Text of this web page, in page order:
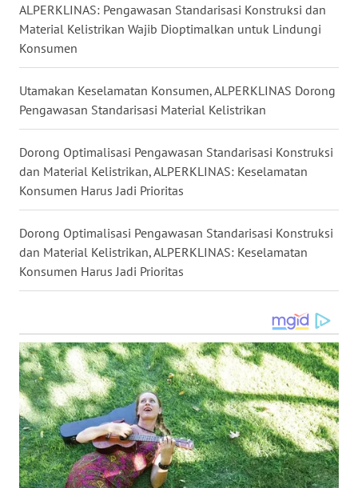
ALPERKLINAS: Pengawasan Standarisasi Konstruksi dan
Material Kelistrikan Wajib Dioptimalkan untuk Lindungi
Konsumen
Utamakan Keselamatan Konsumen, ALPERKLINAS Dorong
Pengawasan Standarisasi Material Kelistrikan
Dorong Optimalisasi Pengawasan Standarisasi Konstruksi
dan Material Kelistrikan, ALPERKLINAS: Keselamatan
Konsumen Harus Jadi Prioritas
Dorong Optimalisasi Pengawasan Standarisasi Konstruksi
dan Material Kelistrikan, ALPERKLINAS: Keselamatan
Konsumen Harus Jadi Prioritas
WN
MALUKU
WN
MALUT
WN
DAIRI
WN
DANAU
TOBA
WN
WN
LANGKAT
WN
TAPANULI
SELATAN
WN